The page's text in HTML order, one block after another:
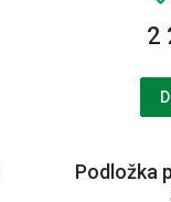
2
Podložka